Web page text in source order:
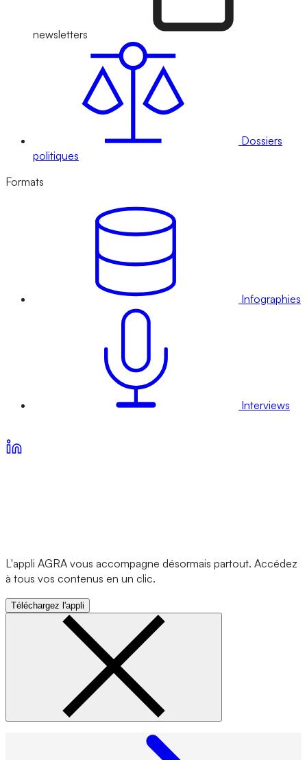
newsletters
Dossiers
politiques
Formats
Infographies
Interviews
L'appli AGRA vous accompagne désormais partout. Accédez
à tous vos contenus en un clic.
Téléchargez l'appli